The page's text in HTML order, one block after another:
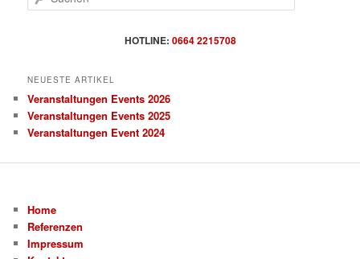
u
HOTLINE: 0664 2215708
NEUESTE ARTIKEL
Veranstaltungen Events 2026
Veranstaltungen Events 2025
Veranstaltungen Event 2024
Home
Referenzen
Impressum